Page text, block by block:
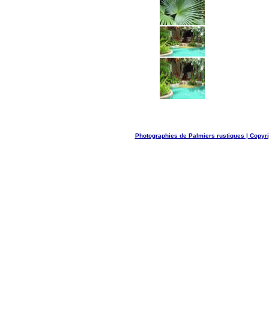
Photographies de Palmiers rustiques |